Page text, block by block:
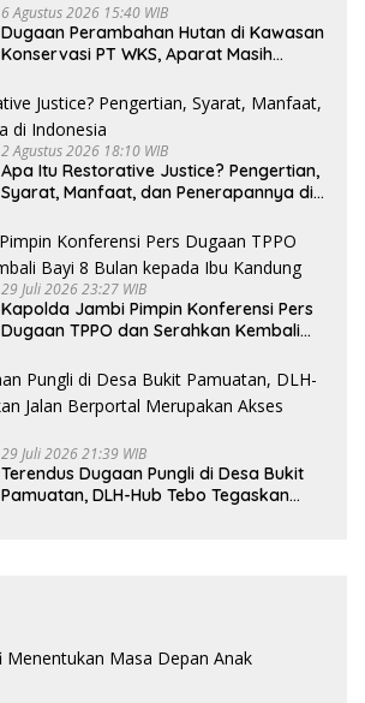
6 Agustus 2026 15:40 WIB
Dugaan Perambahan Hutan di Kawasan
Konservasi PT WKS, Aparat Masih
2 Agustus 2026 18:10 WIB
Apa Itu Restorative Justice? Pengertian,
Syarat, Manfaat, dan Penerapannya di
29 Juli 2026 23:27 WIB
Kapolda Jambi Pimpin Konferensi Pers
Dugaan TPPO dan Serahkan Kembali
29 Juli 2026 21:39 WIB
Terendus Dugaan Pungli di Desa Bukit
Pamuatan, DLH-Hub Tebo Tegaskan